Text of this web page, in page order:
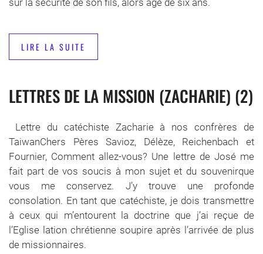
LIRE LA SUITE
LETTRES DE LA MISSION (ZACHARIE) (2)
Lettre du catéchiste Zacharie à nos confrères de
TaiwanChers Pères Savioz, Délèze, Reichenbach et
Fournier, Comment allez-vous? Une lettre de José me
fait part de vos soucis à mon sujet et du souvenirque
vous me conservez. J’y trouve une profonde
consolation. En tant que catéchiste, je dois transmettre
à ceux qui m’entourent la doctrine que j’ai reçue de
l’Eglise lation chrétienne soupire après l’arrivée de plus
de missionnaires.